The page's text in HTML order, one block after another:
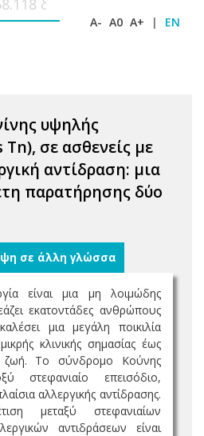
A- A0 A+ | EN
υψηλής
σε ασθενείς με
αντίδραση: μια
παρατήρησης δύο
σε άλλη γλώσσα
είναι μια μη λοιμώδης
εκατοντάδες ανθρώπους
μια μεγάλη ποικιλία
κλινικής σημασίας έως
ζωή. Το σύνδρομο Κούνης
στεφανιαίο επεισόδιο,
αλλεργικής αντίδρασης.
μεταξύ στεφανιαίων
αντιδράσεων είναι